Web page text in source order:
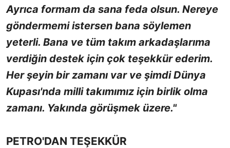
Ayrıca formam da sana feda olsun. Nereye
göndermemi istersen bana söylemen
yeterli. Bana ve tüm takım arkadaşlarıma
verdiğin destek için çok teşekkür ederim.
Her şeyin bir zamanı var ve şimdi Dünya
Kupası'nda milli takımımız için birlik olma
zamanı. Yakında görüşmek üzere."
PETRO'DAN TEŞEKKÜR